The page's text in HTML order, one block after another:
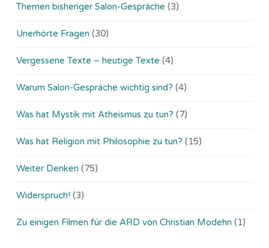
Themen bisheriger Salon-Gespräche (3)
Unerhörte Fragen (30)
Vergessene Texte – heutige Texte (4)
Warum Salon-Gespräche wichtig sind? (4)
Was hat Mystik mit Atheismus zu tun? (7)
Was hat Religion mit Philosophie zu tun? (15)
Weiter Denken (75)
Widerspruch! (3)
Zu einigen Filmen für die ARD von Christian Modehn (1)